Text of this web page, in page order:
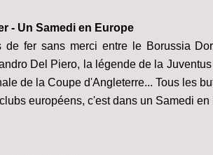
- Un Samedi en Europe
de fer sans merci entre le Borussia
Del Piero, la légende de la
de la Coupe d'Angleterre... Tous les
européens, c'est dans un Samedi en